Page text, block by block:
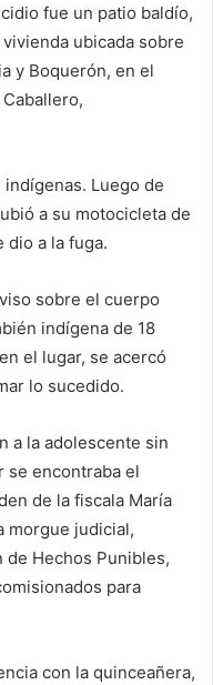
fue un patio baldío,
ubicada sobre
y Boquerón, en el
Luego de
a su motocicleta de
dio a la fuga.
sobre el cuerpo
indígena de 18
el lugar, se acercó
lo sucedido.
a la adolescente sin
se encontraba el
de la fiscala María
morgue judicial,
Hechos Punibles,
para
con la quinceañera,